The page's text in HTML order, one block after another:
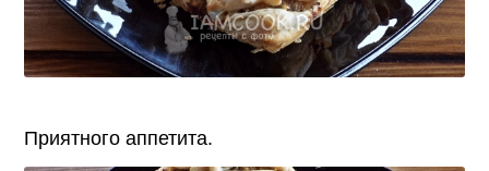
Приятного аппетита.